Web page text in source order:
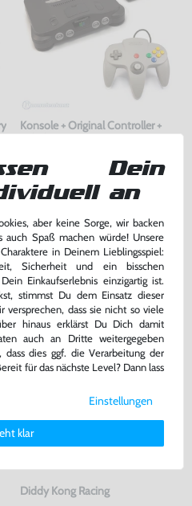
Konsole + Original Controller +
Zubehör
nur189,99 €
Warenkorb
DAZU
Diddy Kong Racing
Dein
an
aber keine Sorge, wir backen
Spaß machen würde! Unsere
in Deinem Lieblingsspiel:
Sicherheit und ein bisschen
Einkaufserlebnis einzigartig ist.
stimmst Du dem Einsatz dieser
dass sie nicht so viele
hinaus erklärst Du Dich damit
auch an Dritte weitergegeben
dies ggf. die Verarbeitung der
für das nächste Level? Dann lass
uns verwendeten Cookies und
Du in unsererDaten­schutz­
.
Einstellungen
klar